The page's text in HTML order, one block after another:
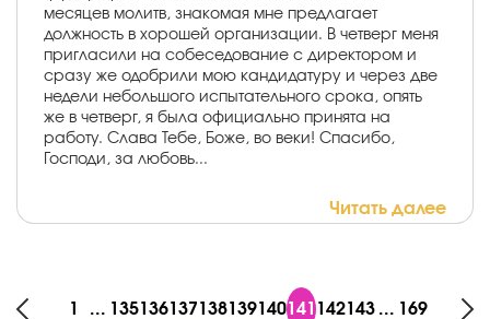
месяцев молитв, знакомая мне предлагает
должность в хорошей организации. В четверг меня
пригласили на собеседование с директором и
сразу же одобрили мою кандидатуру и через две
недели небольшого испытательного срока, опять
же в четверг, я была официально принята на
работу. Слава Тебе, Боже, во веки! Спасибо,
Господи, за любовь...
Читать далее
1 ... 135136137138139140141142143 ... 169